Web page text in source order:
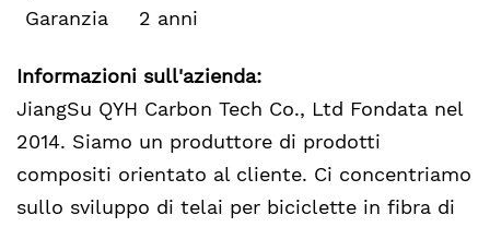
Garanzia 2 anni
Informazioni sull'azienda:
JiangSu QYH Carbon Tech Co., Ltd Fondata nel
2014. Siamo un produttore di prodotti
compositi orientato al cliente. Ci concentriamo
sullo sviluppo di telai per biciclette in fibra di